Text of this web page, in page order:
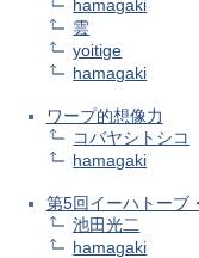
hamagaki
雲
yoitige
hamagaki
ワープ的想像力
コバヤシトシコ
hamagaki
第5回イーハトーブ
池田光二
hamagaki